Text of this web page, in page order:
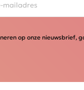
op onze nieuwsbrief,